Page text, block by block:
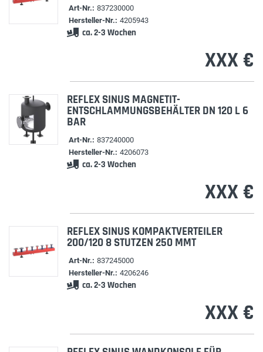
Art-Nr.: 837230000
Hersteller-Nr.: 4205943
ca. 2-3 Wochen
XXX €
REFLEX SINUS MAGNETIT-
ENTSCHLAMMUNGSBEHÄLTER DN 120 L 6
BAR
Art-Nr.: 837240000
Hersteller-Nr.: 4206073
ca. 2-3 Wochen
XXX €
REFLEX SINUS KOMPAKTVERTEILER
200/120 8 STUTZEN 250 MMT
Art-Nr.: 837245000
Hersteller-Nr.: 4206246
ca. 2-3 Wochen
XXX €